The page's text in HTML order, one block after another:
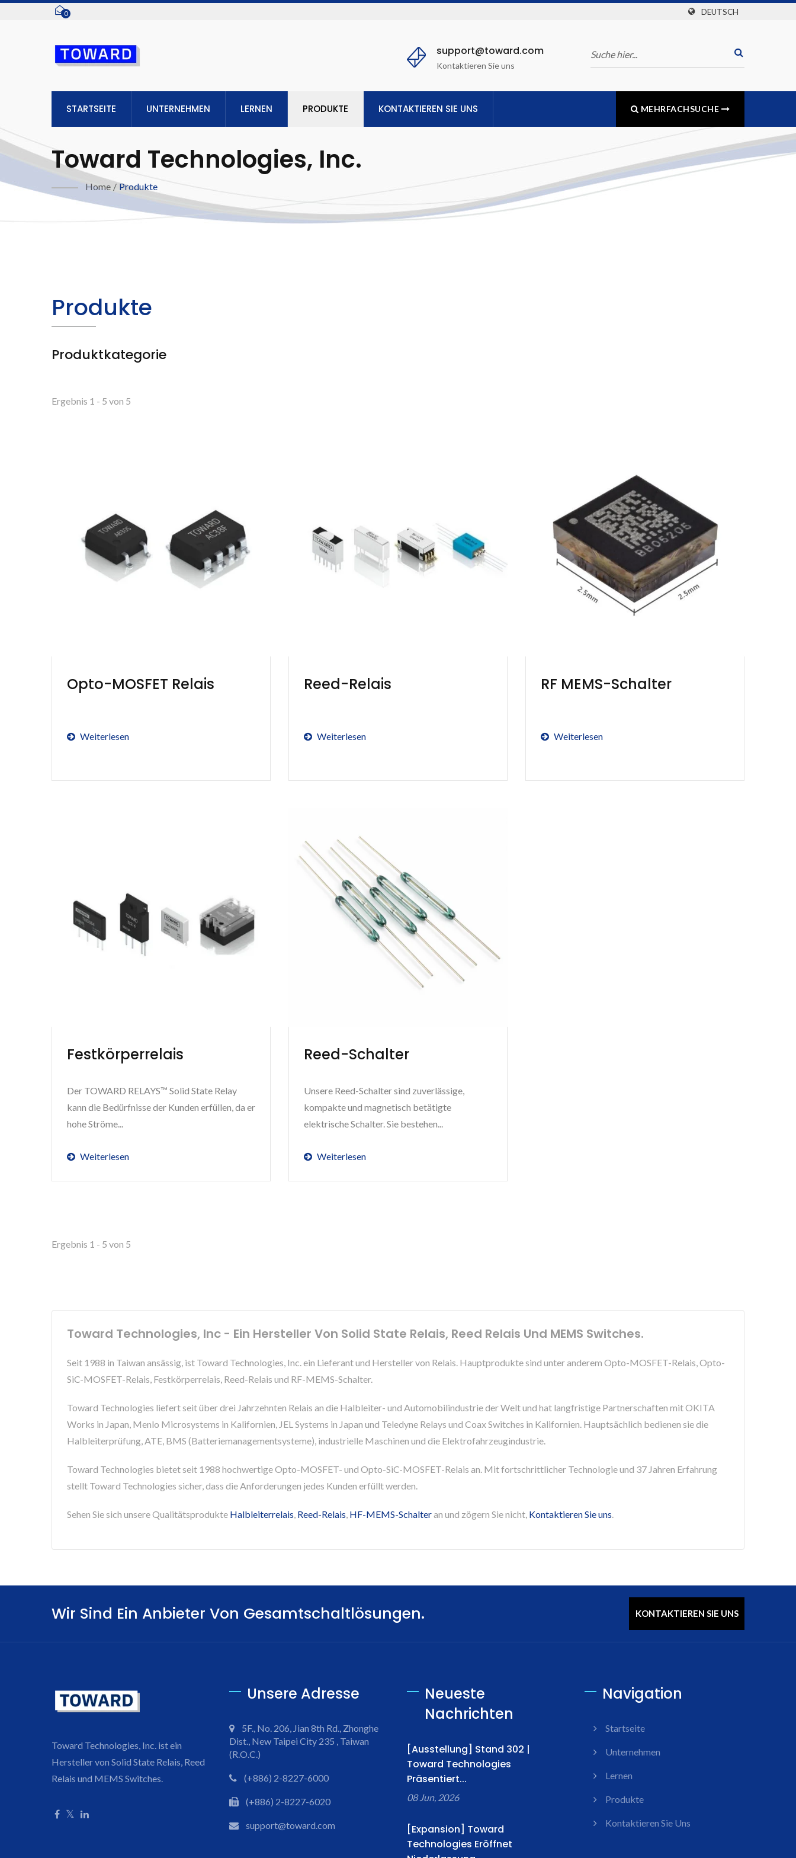
0 DEUTSCH
support@toward.com
Kontaktieren Sie uns
STARTSEITE UNTERNEHMEN LERNEN PRODUKTE KONTAKTIEREN SIE UNS MEHRFACHSUCHE
Toward Technologies, Inc.
Home / Produkte
Produkte
Produktkategorie
Ergebnis 1 - 5 von 5
Opto-MOSFET Relais
Weiterlesen
Reed-Relais
Weiterlesen
RF MEMS-Schalter
Weiterlesen
Festkörperrelais
Der TOWARD RELAYS™ Solid State Relay
kann die Bedürfnisse der Kunden erfüllen, da er
hohe Ströme...
Weiterlesen
Reed-Schalter
Unsere Reed-Schalter sind zuverlässige,
kompakte und magnetisch betätigte
elektrische Schalter. Sie bestehen...
Weiterlesen
Ergebnis 1 - 5 von 5
Toward Technologies, Inc - Ein Hersteller Von Solid State Relais, Reed Relais Und MEMS Switches.
Seit 1988 in Taiwan ansässig, ist Toward Technologies, Inc. ein Lieferant und Hersteller von Relais. Hauptprodukte sind unter anderem Opto-MOSFET-Relais, Opto-
SiC-MOSFET-Relais, Festkörperrelais, Reed-Relais und RF-MEMS-Schalter.
Toward Technologies liefert seit über drei Jahrzehnten Relais an die Halbleiter- und Automobilindustrie der Welt und hat langfristige Partnerschaften mit OKITA
Works in Japan, Menlo Microsystems in Kalifornien, JEL Systems in Japan und Teledyne Relays und Coax Switches in Kalifornien. Hauptsächlich bedienen sie die
Halbleiterprüfung, ATE, BMS (Batteriemanagementsysteme), industrielle Maschinen und die Elektrofahrzeugindustrie.
Toward Technologies bietet seit 1988 hochwertige Opto-MOSFET- und Opto-SiC-MOSFET-Relais an. Mit fortschrittlicher Technologie und 37 Jahren Erfahrung
stellt Toward Technologies sicher, dass die Anforderungen jedes Kunden erfüllt werden.
Sehen Sie sich unsere Qualitätsprodukte Halbleiterrelais, Reed-Relais, HF-MEMS-Schalteran und zögern Sie nicht, Kontaktieren Sie uns.
Wir Sind Ein Anbieter Von Gesamtschaltlösungen. KONTAKTIEREN SIE UNS
Toward Technologies, Inc. ist ein
Hersteller von Solid State Relais, Reed
Relais und MEMS Switches.
Unsere Adresse
5F., No. 206, Jian 8th Rd., Zhonghe
Dist., New Taipei City 235 , Taiwan
(R.O.C.)
(+886) 2-8227-6000
(+886) 2-8227-6020
support@toward.com
Neueste
Nachrichten
[Ausstellung] Stand 302 |
Toward Technologies
Präsentiert...
08 Jun, 2026
[Expansion] Toward
Technologies Eröffnet
Navigation
Startseite
Unternehmen
Lernen
Produkte
Kontaktieren Sie Uns